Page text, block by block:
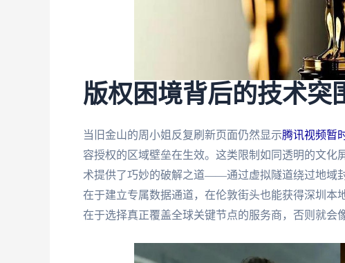
版权困境背后的技术突
当旧金山的周小姐反复刷新页面仍然显示腾讯视频暂
容授权的区域壁垒在生效。这类限制如同透明的文
术提供了巧妙的破解之道——通过虚拟隧道绕过地域
在于建立专属数据通道，在伦敦街头也能获得深圳
在于选择真正覆盖全球关键节点的服务商，否则就会